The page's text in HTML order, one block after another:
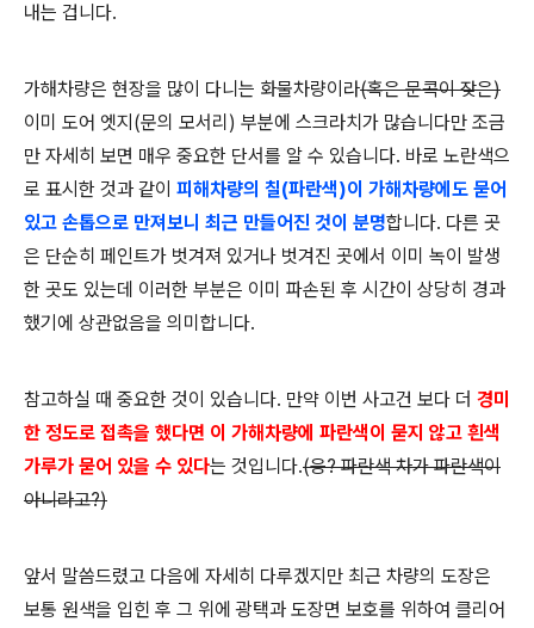
내는 겁니다.
가해차량은 현장을 많이 다니는 화물차량이라(혹은 문콕이 잦은)
이미 도어 엣지(문의 모서리) 부분에 스크라치가 많습니다만 조금
만 자세히 보면 매우 중요한 단서를 알 수 있습니다. 바로 노란색으
로 표시한 것과 같이 피해차량의 칠(파란색)이 가해차량에도 묻어
있고 손톱으로 만져보니 최근 만들어진 것이 분명합니다. 다른 곳
은 단순히 페인트가 벗겨져 있거나 벗겨진 곳에서 이미 녹이 발생
한 곳도 있는데 이러한 부분은 이미 파손된 후 시간이 상당히 경과
했기에 상관없음을 의미합니다.
참고하실 때 중요한 것이 있습니다. 만약 이번 사고건 보다 더 경미
한 정도로 접촉을 했다면 이 가해차량에 파란색이 묻지 않고 흰색
가루가 묻어 있을 수 있다는 것입니다.(응? 파란색 차가 파란색이
아니라고?)
앞서 말씀드렸고 다음에 자세히 다루겠지만 최근 차량의 도장은
보통 원색을 입힌 후 그 위에 광택과 도장면 보호를 위하여 클리어